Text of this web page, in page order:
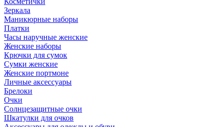
Зеркала
Маникюрные наборы
Платки
Часы наручные женские
Женские наборы
Крючки для сумок
Сумки женские
Женские портмоне
Личные аксессуары
Брелоки
Очки
Солнцезащитные очки
Шкатулки для очков